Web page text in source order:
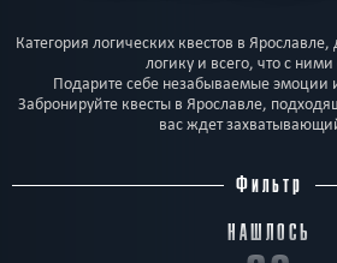
Категория логических квестов в
логику и всего, что с
Подарите себе незабываемые эмоции
Забронируйте квесты в Ярославле,
вас ждет
Фильтр
НАШЛОСЬ